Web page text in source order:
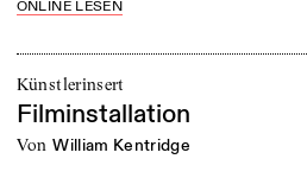
ONLINE LESEN
Künstlerinsert
Filminstallation
von William Kentridge